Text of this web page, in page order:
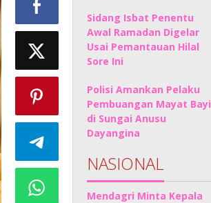
Sidang Isbat Penentu
Awal Ramadan Digelar
Usai Pemantauan Hilal
Sore Ini
Polisi Amankan Pelaku
Pembuangan Mayat Bayi
di Sungai Anusu
Dayangina
NASIONAL
Mendagri Minta Kepala